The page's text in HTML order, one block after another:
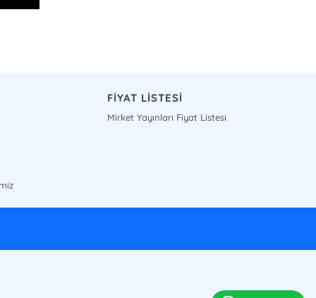
FİYAT LİSTESİ
Mirket Yayınları Fiyat Listesi